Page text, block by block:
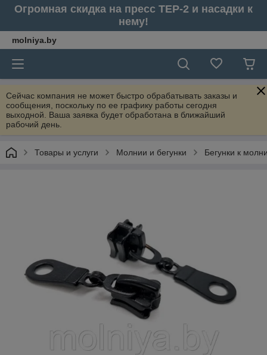
Огромная скидка на пресс ТЕР-2 и насадки к
нему!
molniya.by
Сейчас компания не может быстро обрабатывать заказы и
сообщения, поскольку по ее графику работы сегодня
выходной. Ваша заявка будет обработана в ближайший
рабочий день.
Товары и услуги Молнии и бегунки Бегунки к